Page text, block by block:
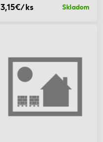
3,15€/ks Skladom